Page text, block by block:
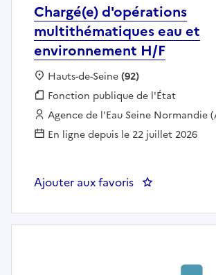
Chargé(e) d'opérations
multithématiques eau et
environnement H/F
Localisation :
Hauts-de-Seine(92)
Fonction publique :
Fonction publique de l'État
Employeur :
Agence de l'Eau Seine Normandie
En ligne depuis le 22 juillet 2026
Ajouter aux favoris : Chargé(e)